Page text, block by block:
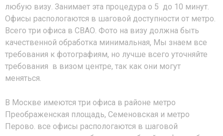
любую визу. Занимает эта процедура о 5 до 10 минут.
Офисы распологаются в шаговой доступности от метро.
Всего три офиса в СВАО. Фото на визу должна быть
качественной обработка минимальная, Мы знаем все
требования к фотографиям, но лучше всего уточняйте
требования в визом центре, так как они могут
меняться.
В Москве имеются три офиса в районе метро
Преображенская площадь, Семеновская и метро
Перово. все офисы распологаются в шаговой